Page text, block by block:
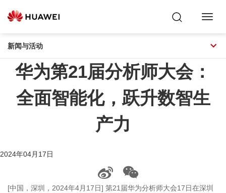
新闻与活动
华为第21届分析师大会：
全面智能化，跃升数智生
产力
2024年04月17日
[中国，深圳，2024年4月17日] 第21届华为分析师大会17日在深圳